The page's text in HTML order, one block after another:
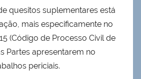
quesitos suplementares está
mais especificamente no
(Código de Processo Civil de
Partes apresentarem no
periciais.